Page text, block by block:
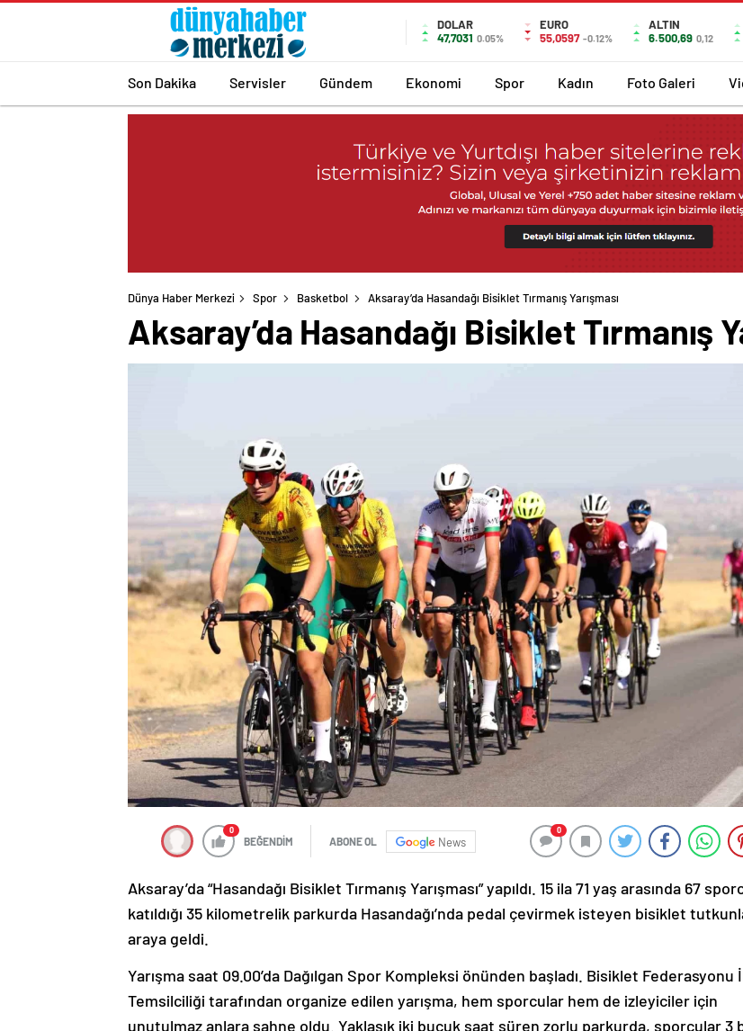
DOLAR
47,7031 0.05%
EURO
55,0597 -0.12%
ALTIN
6.500,69 0,12
Son Dakika Servisler Gündem Ekonomi Spor Kadın Foto Galeri
Dünya Haber Merkezi Spor Basketbol Aksaray’da Hasandağı Bisiklet Tırmanış Yarışması
Aksaray’da Hasandağı Bisiklet Tırmanış
0
BEĞENDİM ABONE OL News
0
Aksaray’da “Hasandağı Bisiklet Tırmanış Yarışması” yapıldı. 15 ila 71 yaş arasında 67
katıldığı 35 kilometrelik parkurda Hasandağı’nda pedal çevirmek isteyen bisiklet
araya geldi.
Yarışma saat 09.00’da Dağılgan Spor Kompleksi önünden başladı. Bisiklet Federasyonu
Temsilciliği tarafından organize edilen yarışma, hem sporcular hem de izleyiciler için
unutulmaz anlara sahne oldu. Yaklaşık iki buçuk saat süren zorlu parkurda, sporcular 3